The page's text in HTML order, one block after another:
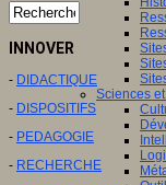
Sciences
INNOVER
- DIDACTIQUE
- DISPOSITIFS
- PEDAGOGIE
- RECHERCHE